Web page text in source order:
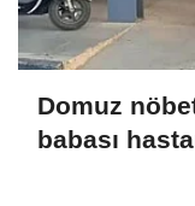
Domuz
babası